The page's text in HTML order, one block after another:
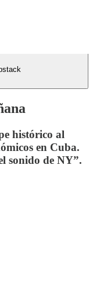
histórico al
en Cuba.
sonido de NY”.